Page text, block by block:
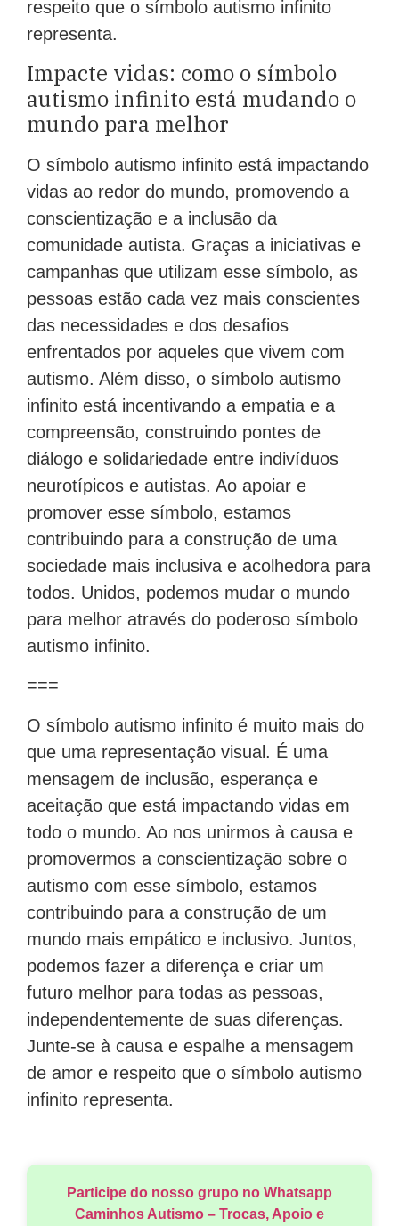
respeito que o símbolo autismo infinito
representa.
Impacte vidas: como o símbolo
autismo infinito está mudando o
mundo para melhor
O símbolo autismo infinito está impactando
vidas ao redor do mundo, promovendo a
conscientização e a inclusão da
comunidade autista. Graças a iniciativas e
campanhas que utilizam esse símbolo, as
pessoas estão cada vez mais conscientes
das necessidades e dos desafios
enfrentados por aqueles que vivem com
autismo. Além disso, o símbolo autismo
infinito está incentivando a empatia e a
compreensão, construindo pontes de
diálogo e solidariedade entre indivíduos
neurotípicos e autistas. Ao apoiar e
promover esse símbolo, estamos
contribuindo para a construção de uma
sociedade mais inclusiva e acolhedora para
todos. Unidos, podemos mudar o mundo
para melhor através do poderoso símbolo
autismo infinito.
===
O símbolo autismo infinito é muito mais do
que uma representação visual. É uma
mensagem de inclusão, esperança e
aceitação que está impactando vidas em
todo o mundo. Ao nos unirmos à causa e
promovermos a conscientização sobre o
autismo com esse símbolo, estamos
contribuindo para a construção de um
mundo mais empático e inclusivo. Juntos,
podemos fazer a diferença e criar um
futuro melhor para todas as pessoas,
independentemente de suas diferenças.
Junte-se à causa e espalhe a mensagem
de amor e respeito que o símbolo autismo
infinito representa.
Participe do nosso grupo no Whatsapp
Caminhos Autismo – Trocas, Apoio e